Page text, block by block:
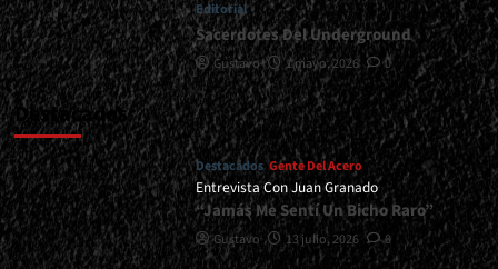
Editorial
Sacerdotes Del Underground
Gustavo 1 mayo, 2026 0
Destacados
Destacados Gente Del Acero
Entrevista Con Juan Granado
“Jamás Me Sentí Un Bicho Raro”
Gustavo 13 julio, 2026 0